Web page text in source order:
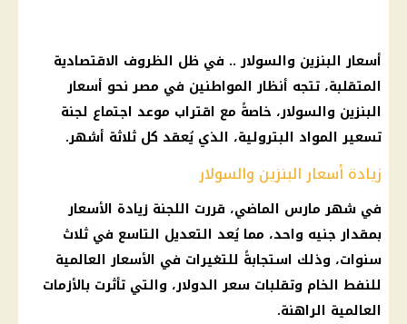
أسعار البنزين والسولار .. في ظل الظروف الاقتصادية
المتقلبة، تتجه أنظار المواطنين في مصر نحو أسعار
البنزين والسولار، خاصةً مع اقتراب موعد اجتماع لجنة
تسعير المواد البترولية، الذي يُعقد كل ثلاثة أشهر.
زيادة أسعار البنزين والسولار
في شهر مارس الماضي، قررت اللجنة زيادة الأسعار
بمقدار جنيه واحد، مما يُعد التعديل التاسع في ثلاث
سنوات، وذلك استجابةً للتغيرات في الأسعار العالمية
للنفط الخام وتقلبات سعر الدولار، والتي تأثرت بالأزمات
العالمية الراهنة.